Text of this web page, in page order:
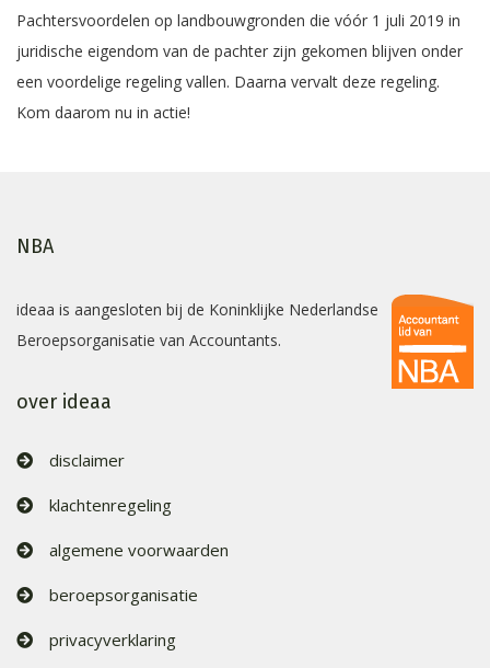
Pachtersvoordelen op landbouwgronden die vóór 1 juli 2019 in
juridische eigendom van de pachter zijn gekomen blijven onder
een voordelige regeling vallen. Daarna vervalt deze regeling.
Kom daarom nu in actie!
NBA
ideaa is aangesloten bij de Koninklijke Nederlandse
Beroepsorganisatie van Accountants.
over ideaa
disclaimer
klachtenregeling
algemene voorwaarden
beroepsorganisatie
privacyverklaring